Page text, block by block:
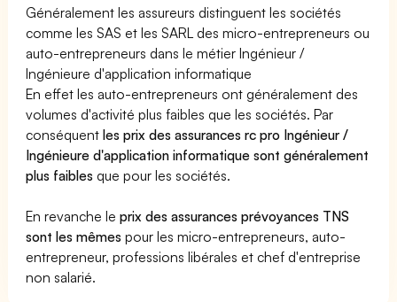
Généralement les assureurs distinguent les sociétés
comme les SAS et les SARL des micro-entrepreneurs ou
auto-entrepreneurs dans le métier Ingénieur /
Ingénieure d'application informatique
En effet les auto-entrepreneurs ont généralement des
volumes d'activité plus faibles que les sociétés. Par
conséquentles prix des assurances rc pro Ingénieur /
Ingénieure d'application informatique sont généralement
plus faibles que pour les sociétés.
En revanche leprix des assurances prévoyances TNS
sont les mêmes pour les micro-entrepreneurs, auto-
entrepreneur, professions libérales et chef d'entreprise
non salarié.